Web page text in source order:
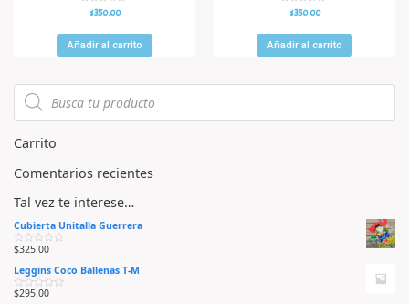
o
r
a
d
n
d
e
$350.00
Añadir al carrito
o
r
a
d
n
$350.00
Añadir al carrito
Carrito
Comentarios recientes
Tal vez te interese…
Cubierta Unitalla Guerrera
V
l
o
r
a
$325.00
Leggins Coco Ballenas T-M
V
$295.00